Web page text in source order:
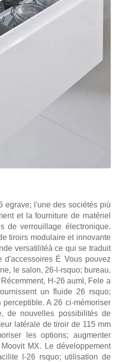
egrave; l'une des sociétés più
et la fourniture de matériel
de verrouillage électronique.
tiroirs modulaire et innovante
versatilitéà ce qui se traduit
d'accessoires È Vous pouvez
le salon, 26-l-rsquo; bureau,
H-26 auml, Fele a
un fluide 26 rsquo;
A 26 ci-mémoriser
de nouvelles possibilités de
latérale de tiroir de 115 mm
les options; augmenter
MX. Le développement
l-26 rsquo; utilisation de